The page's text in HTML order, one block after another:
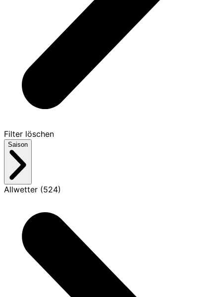
Filter löschen
Saison
Allwetter (524)